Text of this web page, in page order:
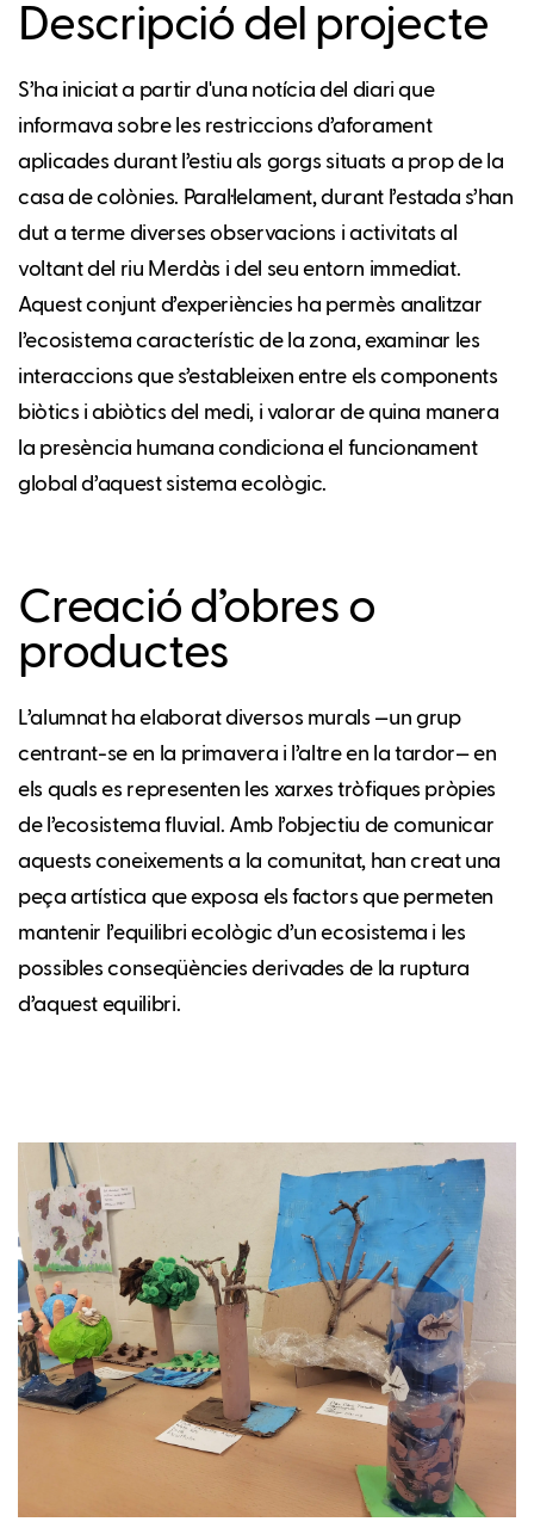
Descripció del projecte
S’ha iniciat a partir d'una notícia del diari que
informava sobre les restriccions d’aforament
aplicades durant l’estiu als gorgs situats a prop de la
casa de colònies. Paral·lelament, durant l’estada s’han
dut a terme diverses observacions i activitats al
voltant del riu Merdàs i del seu entorn immediat.
Aquest conjunt d’experiències ha permès analitzar
l’ecosistema característic de la zona, examinar les
interaccions que s’estableixen entre els components
biòtics i abiòtics del medi, i valorar de quina manera
la presència humana condiciona el funcionament
global d’aquest sistema ecològic.
Creació d’obres o
productes
L’alumnat ha elaborat diversos murals —un grup
centrant-se en la primavera i l’altre en la tardor— en
els quals es representen les xarxes tròfiques pròpies
de l’ecosistema fluvial. Amb l’objectiu de comunicar
aquests coneixements a la comunitat, han creat una
peça artística que exposa els factors que permeten
mantenir l’equilibri ecològic d’un ecosistema i les
possibles conseqüències derivades de la ruptura
d’aquest equilibri.